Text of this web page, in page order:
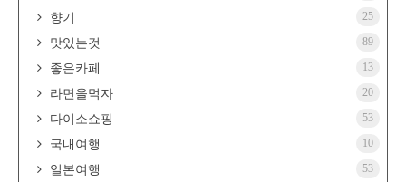
향기 25
맛있는것 89
좋은카페 13
라면을먹자 20
다이소쇼핑 53
국내여행 10
일본여행 53